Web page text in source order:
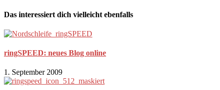
Das interessiert dich vielleicht ebenfalls
ringSPEED: neues Blog online
1. September 2009